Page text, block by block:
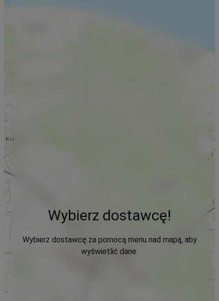
Wybierz dostawcę!
Wybierz dostawcę za pomocą menu nad mapą, aby
wyświetlić dane.